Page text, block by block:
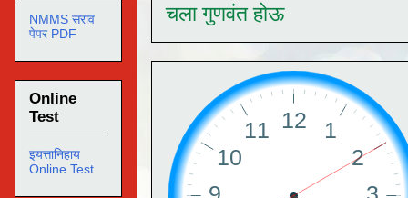
चला गुणवंत होऊ
NMMS सराव
पेपर PDF
Online
Test
इयत्तानिहाय
Online Test